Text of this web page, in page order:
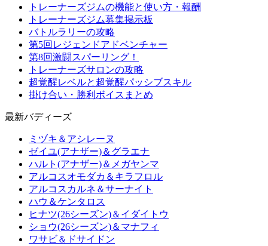
トレーナーズジムの機能と使い方・報酬
トレーナーズジム募集掲示板
バトルラリーの攻略
第5回レジェンドアドベンチャー
第8回激闘スパーリング！
トレーナーズサロンの攻略
超覚醒レベルと超覚醒パッシブスキル
掛け合い・勝利ボイスまとめ
最新バディーズ
ミヅキ＆アシレーヌ
ゼイユ(アナザー)＆グラエナ
ハルト(アナザー)＆メガヤンマ
アルコスオモダカ＆キラフロル
アルコスカルネ＆サーナイト
ハウ＆ケンタロス
ヒナツ(26シーズン)＆イダイトウ
ショウ(26シーズン)＆マナフィ
ワサビ＆ドサイドン